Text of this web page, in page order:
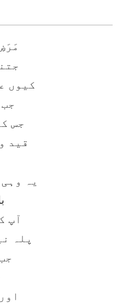
کیوں
جس
قید
یہ
آپ
پلہ